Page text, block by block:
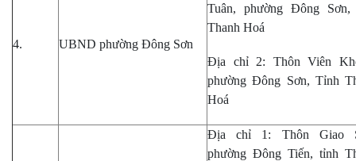
4. UBND phường Đông Sơn
Tuân, phường Đông Sơn,
Thanh Hoá
Địa chỉ 2: Thôn Viên
phường Đông Sơn, Tỉnh
Hoá
Địa chỉ 1: Thôn Giao
phường Đông Tiến, tỉnh